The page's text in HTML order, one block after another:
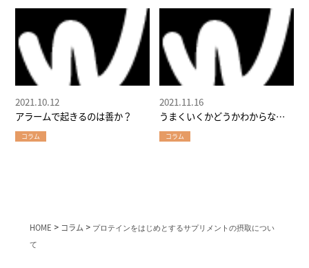
アラームで起きるのは善か？
2021.10.12
コラム
うまくいくかどうかわからない
習慣をつくる
2021.11.16
コラム
HOME > コラム > プロテインをはじめとするサプリメントの摂取につい
て